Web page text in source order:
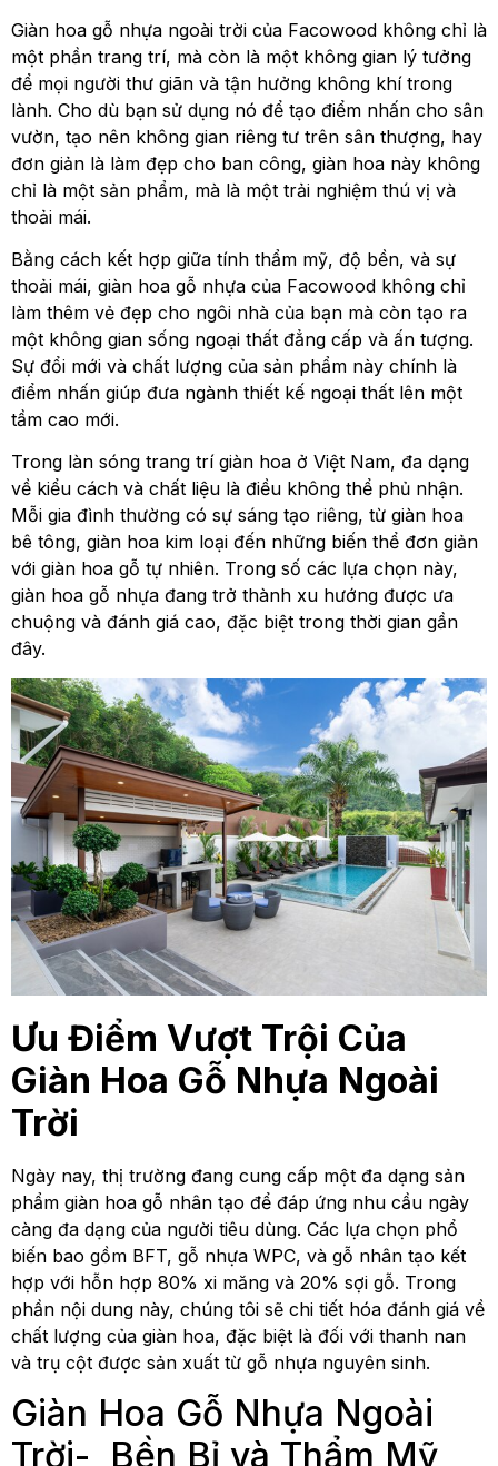
Giàn hoa gỗ nhựa ngoài trời của Facowood không chỉ là
một phần trang trí, mà còn là một không gian lý tưởng
để mọi người thư giãn và tận hưởng không khí trong
lành. Cho dù bạn sử dụng nó để tạo điểm nhấn cho sân
vườn, tạo nên không gian riêng tư trên sân thượng, hay
đơn giản là làm đẹp cho ban công, giàn hoa này không
chỉ là một sản phẩm, mà là một trải nghiệm thú vị và
thoải mái.
Bằng cách kết hợp giữa tính thẩm mỹ, độ bền, và sự
thoải mái, giàn hoa gỗ nhựa của Facowood không chỉ
làm thêm vẻ đẹp cho ngôi nhà của bạn mà còn tạo ra
một không gian sống ngoại thất đẳng cấp và ấn tượng.
Sự đổi mới và chất lượng của sản phẩm này chính là
điểm nhấn giúp đưa ngành thiết kế ngoại thất lên một
tầm cao mới.
Trong làn sóng trang trí giàn hoa ở Việt Nam, đa dạng
về kiểu cách và chất liệu là điều không thể phủ nhận.
Mỗi gia đình thường có sự sáng tạo riêng, từ giàn hoa
bê tông, giàn hoa kim loại đến những biến thể đơn giản
với giàn hoa gỗ tự nhiên. Trong số các lựa chọn này,
giàn hoa gỗ nhựa đang trở thành xu hướng được ưa
chuộng và đánh giá cao, đặc biệt trong thời gian gần
đây.
Ưu Điểm Vượt Trội Của
Giàn Hoa Gỗ Nhựa Ngoài
Trời
Ngày nay, thị trường đang cung cấp một đa dạng sản
phẩm giàn hoa gỗ nhân tạo để đáp ứng nhu cầu ngày
càng đa dạng của người tiêu dùng. Các lựa chọn phổ
biến bao gồm BFT, gỗ nhựa WPC, và gỗ nhân tạo kết
hợp với hỗn hợp 80% xi măng và 20% sợi gỗ. Trong
phần nội dung này, chúng tôi sẽ chi tiết hóa đánh giá về
chất lượng của giàn hoa, đặc biệt là đối với thanh nan
và trụ cột được sản xuất từ gỗ nhựa nguyên sinh.
Giàn Hoa Gỗ Nhựa Ngoài
Trời- Bền Bỉ và Thẩm Mỹ